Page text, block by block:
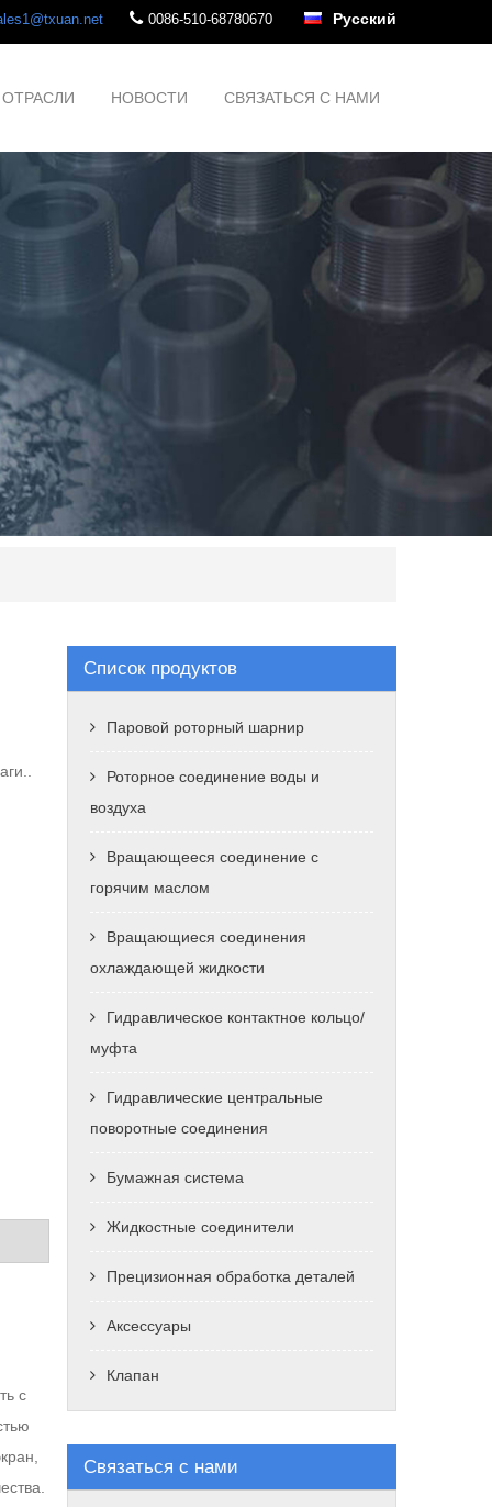
0086-510-68780670 Русский
ОТРАСЛИ НОВОСТИ СВЯЗАТЬСЯ С НАМИ
с
Список продуктов
Паровой роторный шарнир
Роторное соединение воды и
воздуха
Вращающееся соединение с
горячим маслом
Вращающиеся соединения
охлаждающей жидкости
Гидравлическое контактное кольцо/
муфта
Гидравлические центральные
поворотные соединения
Бумажная система
Жидкостные соединители
Прецизионная обработка деталей
Аксессуары
Клапан
Связаться с нами